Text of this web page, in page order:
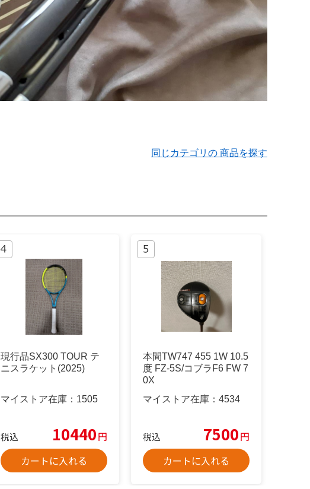
同じカテゴリの 商品を探す
現行品SX300 TOUR テ
ニスラケット(2025)
マイストア在庫： 1505
税込 10440円
カートに入れる
本間TW747 455 1W 10.5
度 FZ-5S/コブラF6 FW 7
0X
マイストア在庫： 4534
税込 7500円
カートに入れる